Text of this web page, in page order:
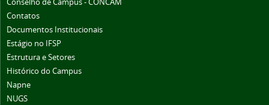
Conselho de Câmpus - CONCAM
Contatos
Documentos Institucionais
Estágio no IFSP
Estrutura e Setores
Histórico do Campus
Napne
NUGS